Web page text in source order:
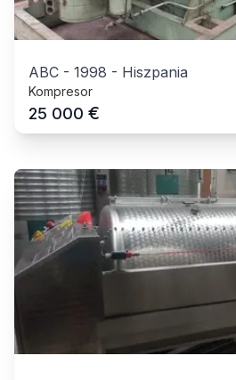
ABC - 1998 - Hiszpania
Kompresor
25 000 €